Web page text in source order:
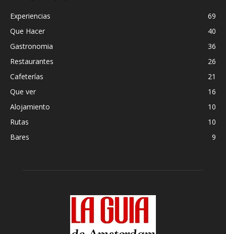
Experiencias
69
Que Hacer
40
Gastronomia
36
Restaurantes
26
Cafeterías
21
Que ver
16
Alojamiento
10
Rutas
10
Bares
9